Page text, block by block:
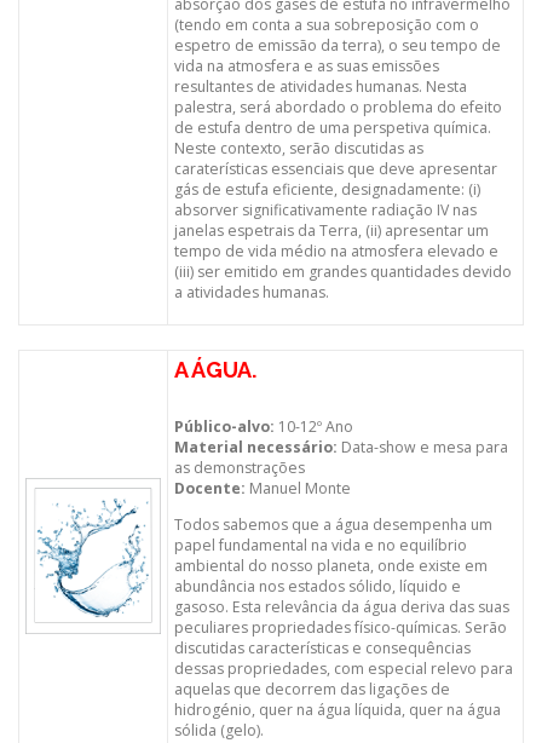
absorção dos gases de estufa no infravermelho
(tendo em conta a sua sobreposição com o
espetro de emissão da terra), o seu tempo de
vida na atmosfera e as suas emissões
resultantes de atividades humanas. Nesta
palestra, será abordado o problema do efeito
de estufa dentro de uma perspetiva química.
Neste contexto, serão discutidas as
caraterísticas essenciais que deve apresentar
gás de estufa eficiente, designadamente: (i)
absorver significativamente radiação IV nas
janelas espetrais da Terra, (ii) apresentar um
tempo de vida médio na atmosfera elevado e
(iii) ser emitido em grandes quantidades devido
a atividades humanas.
A ÁGUA.
Público-alvo: 10-12º Ano
Material necessário: Data-show e mesa para
as demonstrações
Docente: Manuel Monte
Todos sabemos que a água desempenha um
papel fundamental na vida e no equilíbrio
ambiental do nosso planeta, onde existe em
abundância nos estados sólido, líquido e
gasoso. Esta relevância da água deriva das suas
peculiares propriedades físico-químicas. Serão
discutidas características e consequências
dessas propriedades, com especial relevo para
aquelas que decorrem das ligações de
hidrogénio, quer na água líquida, quer na água
sólida (gelo).